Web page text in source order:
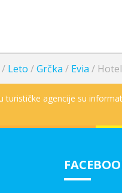
/ Leto /Grčka / Evia /
turističke agencije su